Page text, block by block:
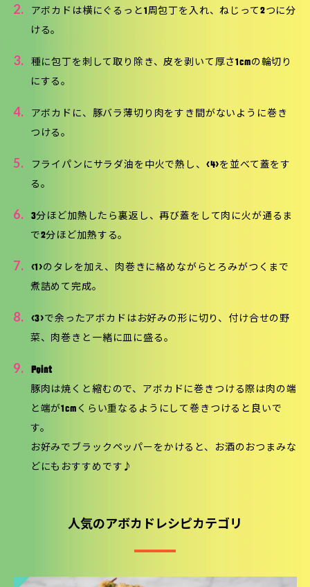
2.
アボカドは横にぐるっと1周包丁を入れ、ねじって2つに分
ける。
3.
種に包丁を刺して取り除き、皮を剥いて厚さ1cmの輪切り
にする。
4.
アボカドに、豚バラ薄切り肉をすき間がないように巻き
つける。
5.
フライパンにサラダ油を中火で熱し、<4>を並べて蓋をす
る。
6.
3分ほど加熱したら裏返し、再び蓋をして肉に火が通るま
で2分ほど加熱する。
7.
<1>のタレを加え、肉巻きに絡めながらとろみがつくまで
煮詰めて完成。
8.
<3>で余ったアボカドはお好みの形に切り、付け合せの野
菜、肉巻きと一緒に皿に盛る。
9.
Point
豚肉は焼くと縮むので、アボカドに巻きつける際は肉の端
と端が1cmくらい重なるようにして巻きつけると良いで
す。
お好みでブラックペッパーをかけると、お酒のおつまみな
どにもおすすめです♪
人気のアボカドレシピカテゴリ